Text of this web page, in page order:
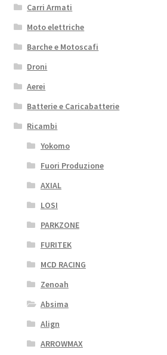
Carri Armati
Moto elettriche
Barche e Motoscafi
Droni
Aerei
Batterie e Caricabatterie
Ricambi
Yokomo
Fuori Produzione
AXIAL
LOSI
PARKZONE
FURITEK
MCD RACING
Zenoah
Absima
Align
ARROWMAX